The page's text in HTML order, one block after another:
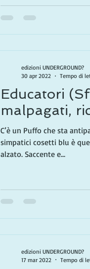
Educatori
malpagati,
C’è un Puffo che sta
simpatici cosetti blu è
alzato. Saccente e...
edizioni UNDERGROUND?
30 apr 2022
Tempo di
edizioni UNDERGROUND?
17 mar 2022
Tempo di